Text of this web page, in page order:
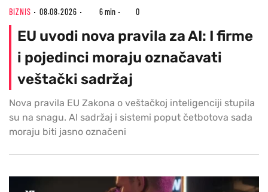
BIZNIS 08.08.2026 6 min 0
EU uvodi nova pravila za AI: I firme
i pojedinci moraju označavati
veštački sadržaj
Nova pravila EU Zakona o veštačkoj inteligenciji stupila
su na snagu. AI sadržaj i sistemi poput četbotova sada
moraju biti jasno označeni